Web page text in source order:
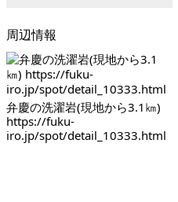
周辺情報
弁慶の洗濯岩(現地から3.1㎞)
https://fuku-
iro.jp/spot/detail_10333.html